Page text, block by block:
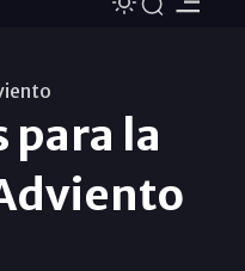
para la